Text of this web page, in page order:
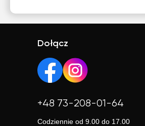
Dołącz
+48 73-208-01-64
Codziennie od 9.00 do 17.00